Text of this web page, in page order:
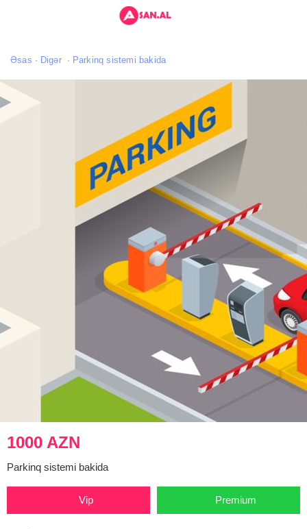
Əsas Digər Parkinq sistemi bakida
1000 AZN
Parkinq sistemi bakida
Vip Premium